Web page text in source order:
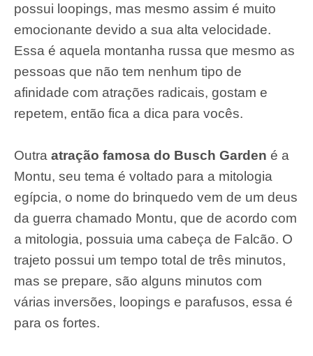
possui loopings, mas mesmo assim é muito
emocionante devido a sua alta velocidade.
Essa é aquela montanha russa que mesmo as
pessoas que não tem nenhum tipo de
afinidade com atrações radicais, gostam e
repetem, então fica a dica para vocês.
Outra atração famosa do Busch Garden é a
Montu, seu tema é voltado para a mitologia
egípcia, o nome do brinquedo vem de um deus
da guerra chamado Montu, que de acordo com
a mitologia, possuia uma cabeça de Falcão. O
trajeto possui um tempo total de três minutos,
mas se prepare, são alguns minutos com
várias inversões, loopings e parafusos, essa é
para os fortes.